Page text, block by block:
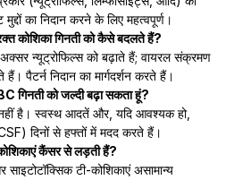
का निदान करने के लिए महत्वपूर्ण।
कोशिका गिनती को कैसे बदलते हैं?
न्यूट्रोफिल्स को बढ़ाते हैं; वायरल संक्रमण
पैटर्न निदान का मार्गदर्शन करते हैं।
गिनती को जल्दी बढ़ा सकता हूं?
नहीं है। स्वस्थ आदतें और, यदि आवश्यक हो,
दिनों से हफ्तों में मदद करते हैं।
कैंसर से लड़ती हैं?
साइटोटॉक्सिक टी-कोशिकाएं असामान्य